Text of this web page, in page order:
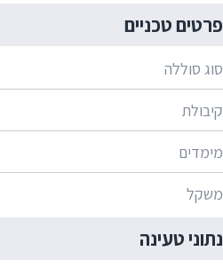
פרטים טכניים
סוג סוללה
קיבולת
מימדים
משקל
נתוני טעינה